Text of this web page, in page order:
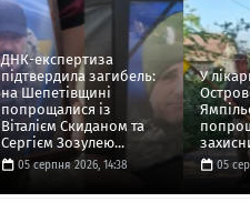
ДНК-експертиза
підтвердила загибель:
на Шепетівщині
попрощалися із
Віталієм Скиданом та
Сергієм Зозулею...
05 серпня 2026, 14:38
У
05